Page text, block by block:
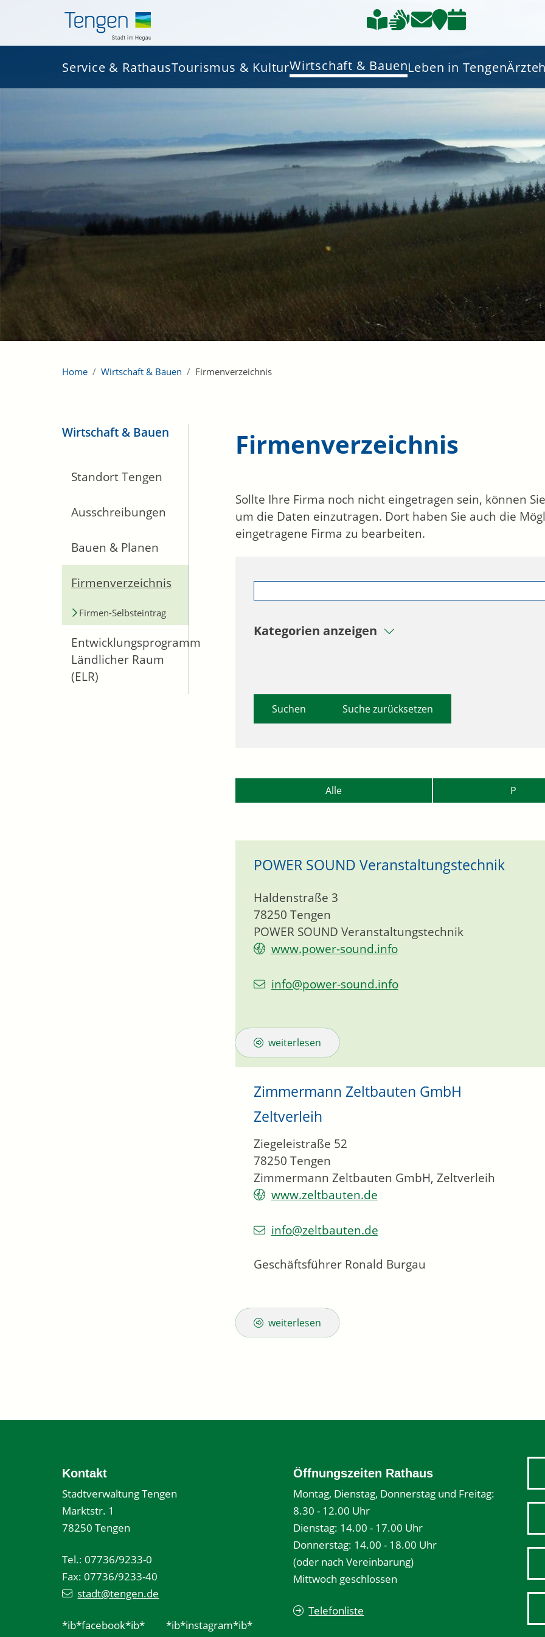
Service & RathausTourismus & KulturWirtschaft & BauenLeben in Tengen
Home Wirtschaft & Bauen Firmenverzeichnis
Wirtschaft & Bauen
Standort Tengen
Ausschreibungen
Bauen & Planen
Firmenverzeichnis
Firmen-Selbsteintrag
Entwicklungsprogramm
Ländlicher Raum
(ELR)
Firmenverzeichnis
Sollte Ihre Firma noch nicht eingetragen sein, können
um die Daten einzutragen. Dort haben Sie auch die
eingetragene Firma zu bearbeiten.
Kategorien anzeigen
Suche zurücksetzen
Alle P
POWER SOUND Veranstaltungstechnik
POWER SOUND Veranstaltungstechnik
Haldenstraße 3
78250 Tengen
www.power-sound.info
info@power-sound.info
weiterlesen
Zimmermann Zeltbauten GmbH
Zeltverleih
Zimmermann Zeltbauten GmbH, Zeltverleih
Ziegeleistraße 52
78250 Tengen
www.zeltbauten.de
info@zeltbauten.de
Geschäftsführer Ronald Burgau
weiterlesen
Kontakt
Stadtverwaltung Tengen
Marktstr. 1
78250 Tengen
Tel.: 07736/9233-0
Fax: 07736/9233-40
stadt@tengen.de
*ib*facebook*ib*
*ib*instagram*ib*
Öffnungszeiten Rathaus
Montag, Dienstag, Donnerstag und Freitag:
8.30 - 12.00 Uhr
Dienstag: 14.00 - 17.00 Uhr
Donnerstag: 14.00 - 18.00 Uhr
(oder nach Vereinbarung)
Mittwoch geschlossen
Telefonliste